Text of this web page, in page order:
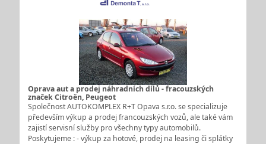
Oprava aut a prodej náhradních dílů - fracouzských
značek Citroën, Peugeot
Společnost AUTOKOMPLEX R+T Opava s.r.o. se specializuje
především výkup a prodej francouzských vozů, ale také vám
zajistí servisní služby pro všechny typy automobilů.
Poskytujeme : - výkup za hotové, prodej na leasing či splátky